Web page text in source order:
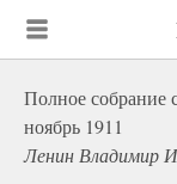
Полное
ноябрь 1911
Ленин Владимир